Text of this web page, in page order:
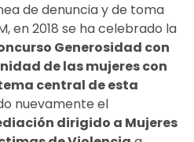
de denuncia y de toma
en 2018 se ha celebrado la
Generosidad con
de las mujeres con
central de esta
nuevamente el
dirigido a Mujeres